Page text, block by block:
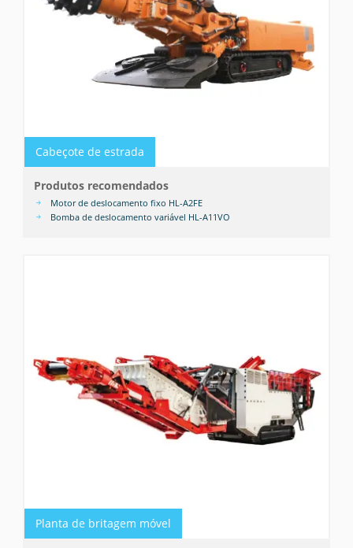
Cabeçote de estrada
Produtos recomendados
Motor de deslocamento fixo HL-A2FE
Bomba de deslocamento variável HL-A11VO
Planta de britagem móvel